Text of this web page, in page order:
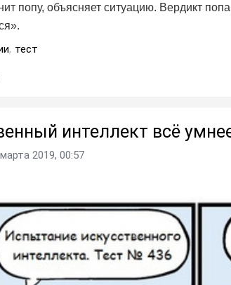
попу, объясняет ситуацию. Вердикт
, тест
интеллект всё
2019, 00:57